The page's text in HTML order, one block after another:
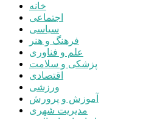
خانه
اجتماعی
سیاسی
فرهنگ و هنر
علم و فناوری
پزشکی و سلامت
اقتصادی
ورزشی
آموزش و پرورش
مدیریت شهری